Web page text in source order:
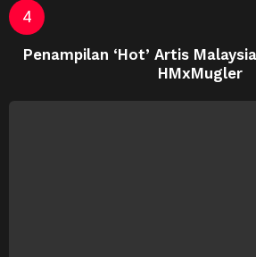
Penampilan ‘Hot’ Artis
HMxMugler